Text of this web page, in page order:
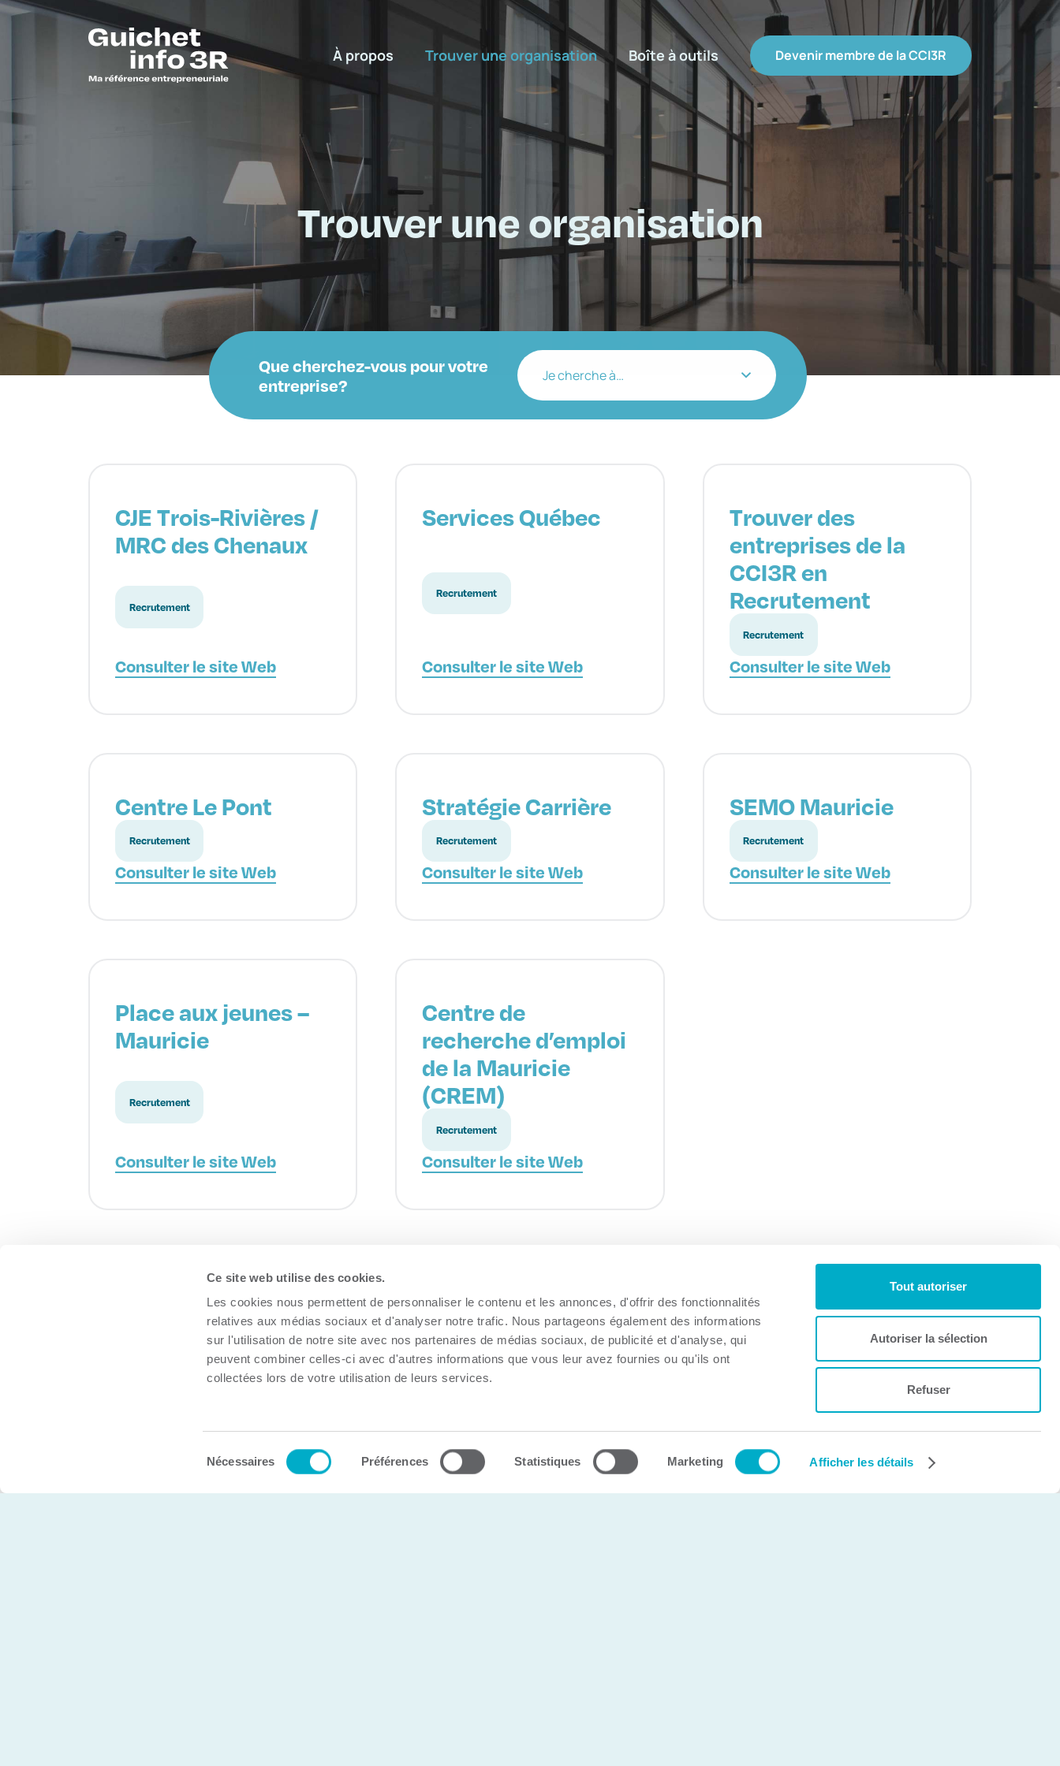
Ce site web utilise des cookies.
Les cookies nous permettent de personnaliser le contenu et les annonces, d'offrir des fonctionnalités
relatives aux médias sociaux et d'analyser notre trafic. Nous partageons également des informations
sur l'utilisation de notre site avec nos partenaires de médias sociaux, de publicité et d'analyse, qui
peuvent combiner celles-ci avec d'autres informations que vous leur avez fournies ou qu'ils ont
collectées lors de votre utilisation de leurs services.
Nécessaires Préférences Statistiques Marketing Afficher les détails
Tout autoriser
Autoriser la sélection
Refuser
À propos Trouver une organisation Boîte à outils Devenir membre de la CCI3R
Trouver une organisation
Que cherchez-vous pour votre
entreprise?
Je cherche à…
CJE Trois-Rivières /
MRC des Chenaux
Recrutement
Consulter le site Web
Services Québec
Recrutement
Consulter le site Web
Trouver des
entreprises de la
CCI3R en
Recrutement
Recrutement
Consulter le site Web
Centre Le Pont
Recrutement
Consulter le site Web
Stratégie Carrière
Recrutement
Consulter le site Web
SEMO Mauricie
Recrutement
Consulter le site Web
Place aux jeunes –
Mauricie
Recrutement
Consulter le site Web
Centre de
recherche d’emploi
de la Mauricie
(CREM)
Recrutement
Consulter le site Web
Trouver une organisation
Inscrire mon organisation
© Chambre de commerce et d’industries de Trois-Rivières |Politique de confidentialité Création et développement Web cinetic.ca